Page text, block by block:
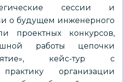
сессии и
о будущем инженерного
проектных конкурсов,
работы цепочки
кейс-тур с
организации